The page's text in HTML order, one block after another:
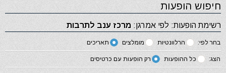
חיפוש הופעות
רשימת הופעות: לפי אמרגן: מרכז ענב לתרבות
בחר לפי: הרלוונטיות מומלצים תאריכים
הצג: כל ההופעות רק הופעות עם כרטיסים